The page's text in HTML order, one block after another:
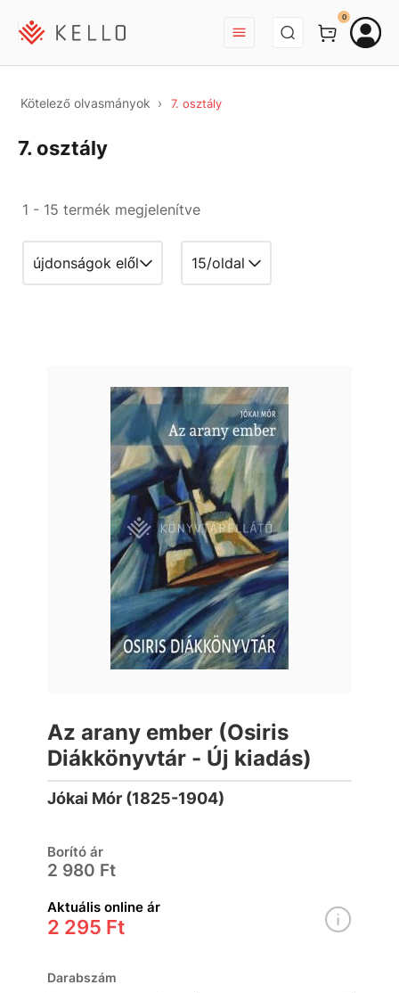
BEJELENTKEZÉS
0
Kötelező olvasmányok 7. osztály
7. osztály
1 - 15 termék megjelenítve
Az arany ember (Osiris
Diákkönyvtár - Új kiadás)
Jókai Mór (1825-1904)
Borító ár
2 980 Ft
Aktuális online ár
2 295 Ft
Darabszám